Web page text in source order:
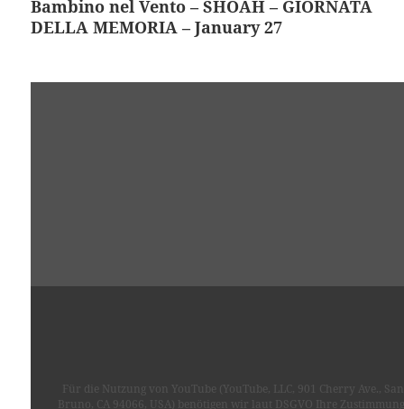
Bambino nel Vento – SHOAH – GIORNATA
DELLA MEMORIA – January 27
Für die Nutzung von YouTube (YouTube, LLC, 901 Cherry Ave., San
Bruno, CA 94066, USA) benötigen wir laut DSGVO Ihre